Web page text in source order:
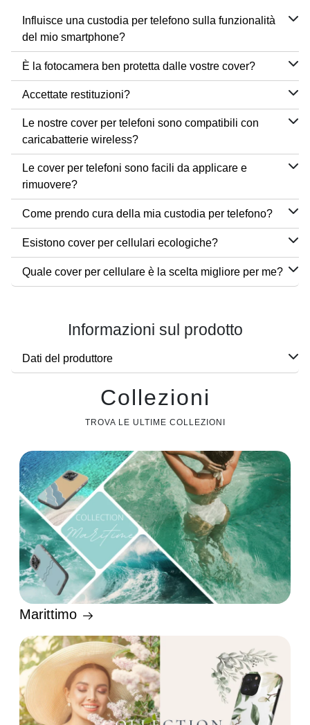
Influisce una custodia per telefono sulla funzionalità
del mio smartphone?
È la fotocamera ben protetta dalle vostre cover?
Accettate restituzioni?
Le nostre cover per telefoni sono compatibili con
caricabatterie wireless?
Le cover per telefoni sono facili da applicare e
rimuovere?
Come prendo cura della mia custodia per telefono?
Esistono cover per cellulari ecologiche?
Quale cover per cellulare è la scelta migliore per me?
Informazioni sul prodotto
Dati del produttore
Collezioni
TROVA LE ULTIME COLLEZIONI
Marittimo